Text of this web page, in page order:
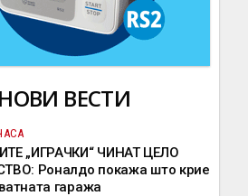
ВЕСТИ
„ИГРАЧКИ“ ЧИНАТ ЦЕЛО
Роналдо покажа што крие
гаража